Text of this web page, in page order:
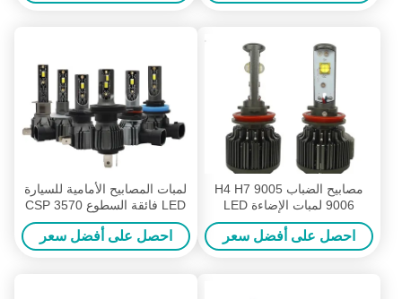
مصابيح الضباب H4 H7 9005
9006 لمبات الإضاءة LED
للسيارات V16 Super Bright
احصل على أفضل سعر
لمبات المصابيح الأمامية للسيارة
LED فائقة السطوع CSP 3570
12V 9005 9006
احصل على أفضل سعر